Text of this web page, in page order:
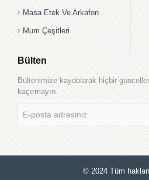
Masa Etek Ve Arkafon
Mum Çeşitleri
Bülten
Bültenimize kaydolarak hiçbir
kaçırmayın.
posta
adresiniz
© 2024 Tüm